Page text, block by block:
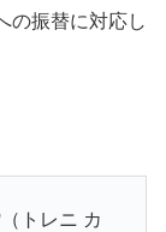
の振替に対応し
トレニ カ